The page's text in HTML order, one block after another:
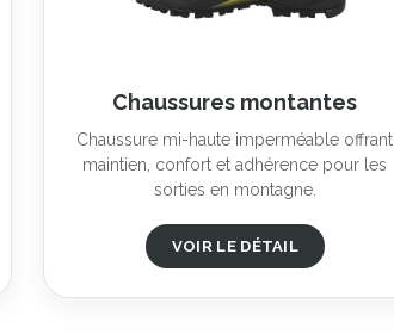
Chaussures montantes
Chaussure mi-haute imperméable offrant
maintien, confort et adhérence pour les
sorties en montagne.
VOIR LE DÉTAIL